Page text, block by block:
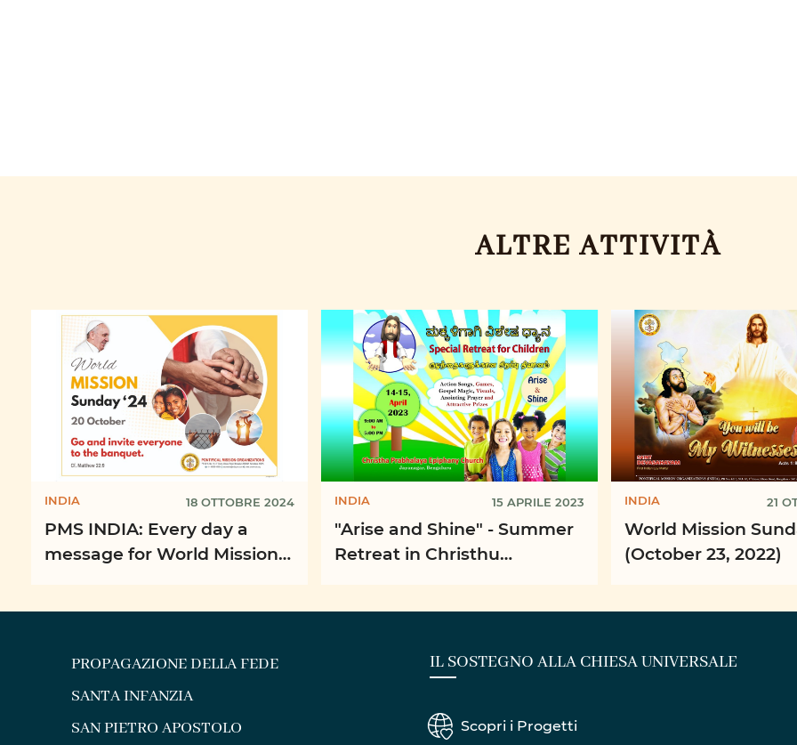
ALTRE ATTIVITÀ
INDIA 18 OTTOBRE 2024
PMS INDIA: Every day a
message for World Mission
INDIA 15 APRILE 2023
"Arise and Shine" - Summer
Retreat in Christhu
INDIA 21
World Mission
(October 23, 2022)
PROPAGAZIONE DELLA FEDE
SANTA INFANZIA
SAN PIETRO APOSTOLO
IL SOSTEGNO ALLA CHIESA UNIVERSALE
Scopri i Progetti